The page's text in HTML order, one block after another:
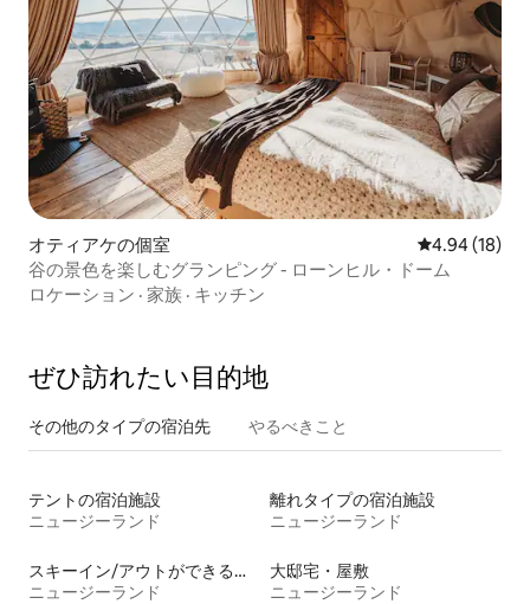
オティアケの個室 レビュー18
4.94 (18)
谷の景色を楽しむグランピング - ローンヒル・ドーム
ロケーション · 家族 · キッチン
ぜひ訪⁠れ⁠た⁠い目⁠的⁠地
その他のタ⁠イ⁠プ⁠の宿⁠泊⁠先 やるべきこと
テントの宿泊施設
ニュージーランド
離れタイプの宿泊施設
ニュージーランド
スキーイン/アウトができる宿泊先
ニュージーランド
大邸宅・屋敷
ニュージーランド